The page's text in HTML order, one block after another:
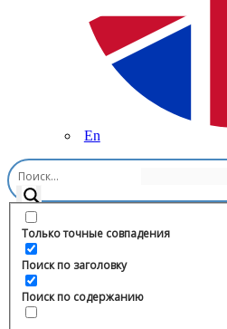
En
Только точные совпадения
Поиск по заголовку
Поиск по содержанию
Главная